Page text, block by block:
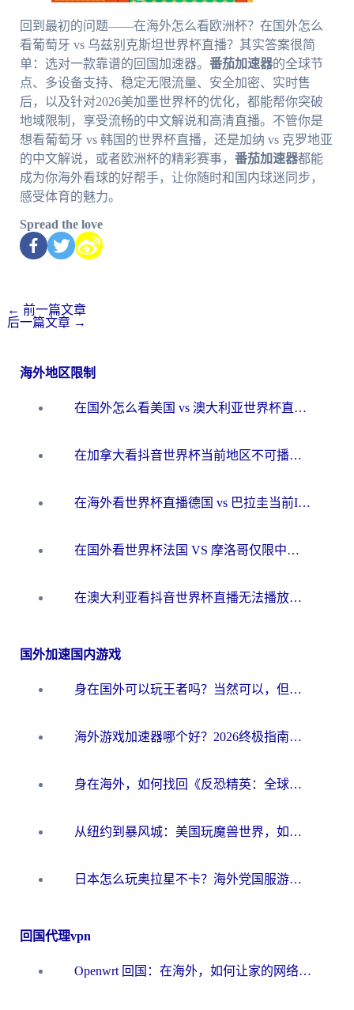
回到最初的问题——在海外怎么看欧洲杯？在国外怎么
看葡萄牙 vs 乌兹别克斯坦世界杯直播？其实答案很简
单：选对一款靠谱的回国加速器。 番茄加速器的全球节
点、多设备支持、稳定无限流量、安全加密、实时售
后，以及针对2026美加墨世界杯的优化，都能帮你突破
地域限制，享受流畅的中文解说和高清直播。不管你是
想看葡萄牙 vs 韩国的世界杯直播，还是加纳 vs 克罗地亚
的中文解说，或者欧洲杯的精彩赛事， 番茄加速器都能
成为你海外看球的好帮手，让你随时和国内球迷同步，
感受体育的魅力。
Spread the love
← 前一篇文章
后一篇文章 →
海外地区限制
在国外怎么看美国 vs 澳大利亚世界杯直播？海外党必藏的中文解说观赛指南
在加拿大看抖音世界杯当前地区不可播放？海外党体育观赛终极指南
在海外看世界杯直播德国 vs 巴拉圭当前IP受限制？这篇指南帮你轻松解决地区限制
在国外看世界杯法国 VS 摩洛哥仅限中国大陆？别让地域限制拦下你的欢呼
在澳大利亚看抖音世界杯直播无法播放？海外党体育观赛终极指南来了！
国外加速国内游戏
身在国外可以玩王者吗？当然可以，但你需要这份“加速”指南
海外游戏加速器哪个好？2026终极指南帮你畅玩国服+解决卡顿难题
身在海外，如何找回《反恐精英：全球攻势》国服的丝滑手感？一份给你的终极指南
从纽约到暴风城：美国玩魔兽世界，如何找到你的最佳网络航线
日本怎么玩奥拉星不卡？海外党国服游戏加速器选择全攻略
回国代理vpn
Openwrt 回国：在海外，如何让家的网络触手可及